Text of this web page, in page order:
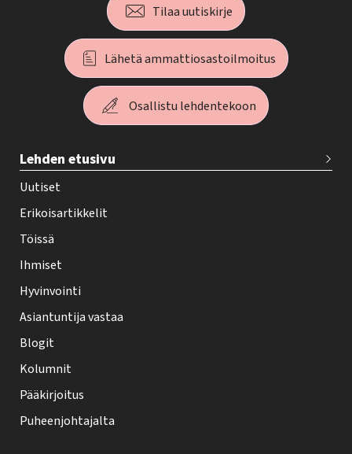
Tilaa uutiskirje
Lähetä ammattiosastoilmoitus
Osallistu lehdentekoon
e
h
y
-
e
h
t
i
f
o
t
Lehden etusivu
Uutiset
Erikoisartikkelit
Töissä
Ihmiset
Hyvinvointi
Asiantuntija vastaa
Blogit
Kolumnit
Pääkirjoitus
Puheenjohtajalta